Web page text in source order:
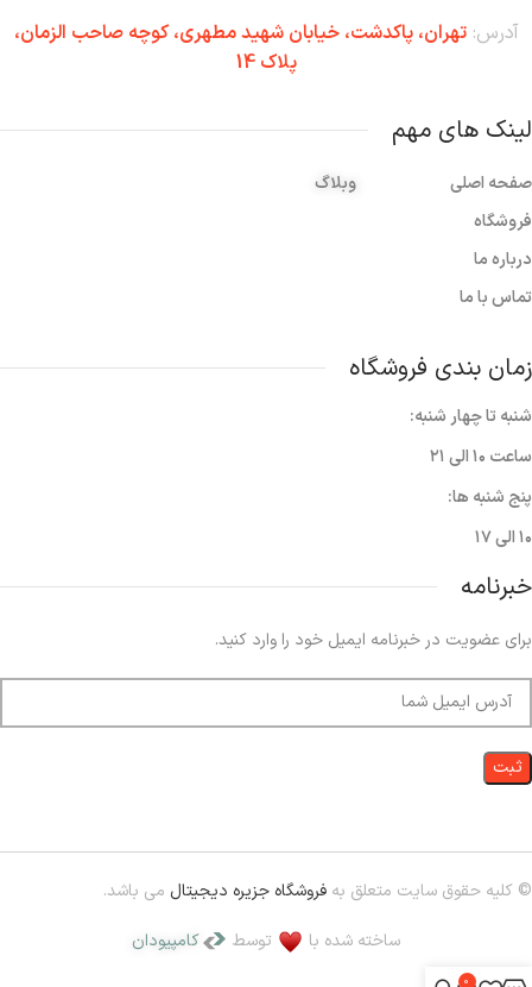
آدرس:تهران،‌ پاکدشت، خیابان شهید مطهری، کوچه صاحب الزمان،
پلاک 14
لینک های مهم
صفحه اصلی
فروشگاه
درباره ما
تماس با ما
وبلاگ
زمان بندی فروشگاه
شنبه تا چهار شنبه:
ساعت ۱۰ الی ۲۱
پنج شنبه ها:
۱۰ الی ۱۷
خبرنامه
برای عضویت در خبرنامه ایمیل خود را وارد کنید.
© کلیه حقوق سایت متعلق به فروشگاه جزیره دیجیتال می باشد.
ساخته شده با
توسط کامپیودان
0